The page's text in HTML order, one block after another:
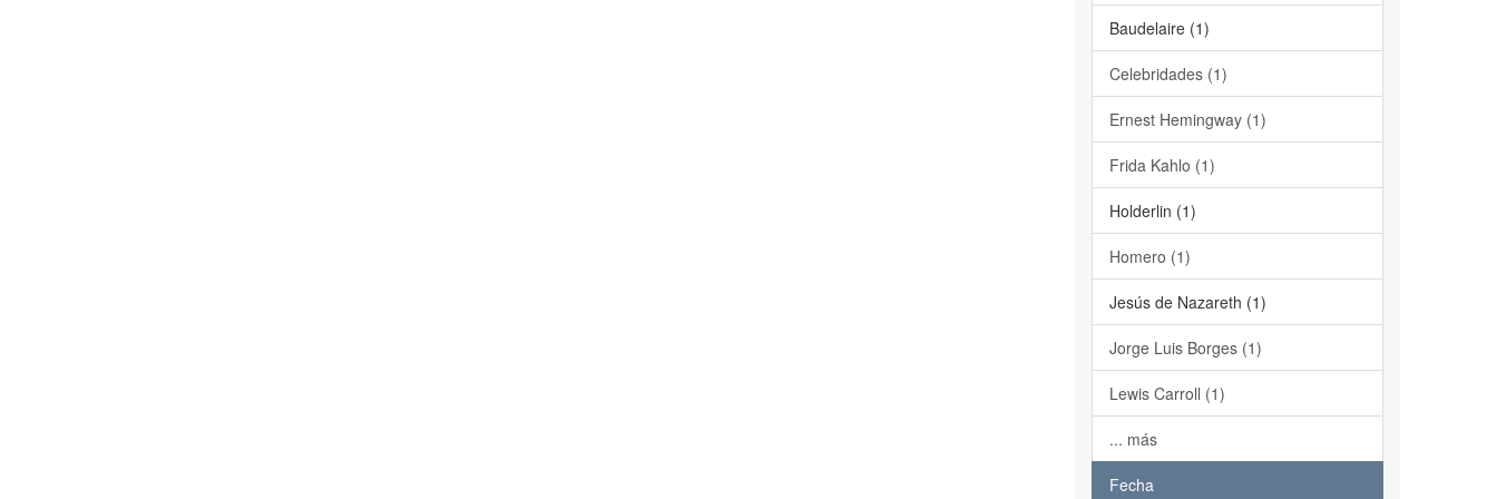
Baudelaire (1)
Celebridades (1)
Ernest Hemingway (1)
Frida Kahlo (1)
Holderlin (1)
Homero (1)
Jesús de Nazareth (1)
Jorge Luis Borges (1)
Lewis Carroll (1)
... más
Fecha